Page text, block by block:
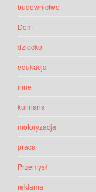
budownictwo
Dom
dziecko
edukacja
inne
kulinaria
motoryzacja
praca
Przemysł
reklama